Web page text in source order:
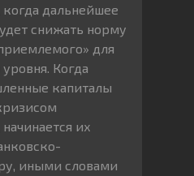
дальнейшее
снижать норму
для
Когда
капиталы
их
иными словами